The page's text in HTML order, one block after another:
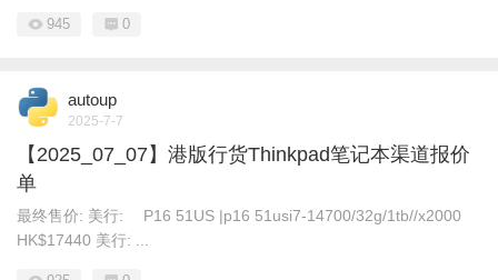
945 0
autoup
2025-7-7
【2025_07_07】港版行货Thinkpad笔记本渠道报价
单
最终售价: 美行: P16 51US |p16 51usi7-14700/32g/1tb//x2000
HK$17440 美行: ...